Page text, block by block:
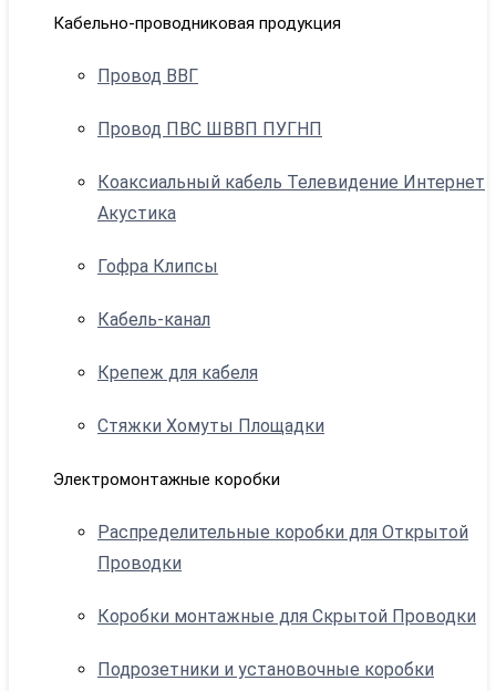
Кабельно-проводниковая продукция
Провод ВВГ
Провод ПВС ШВВП ПУГНП
Коаксиальный кабель Телевидение Интернет
Акустика
Гофра Клипсы
Кабель-канал
Крепеж для кабеля
Стяжки Хомуты Площадки
Электромонтажные коробки
Распределительные коробки для Открытой
Проводки
Коробки монтажные для Скрытой Проводки
Подрозетники и установочные коробки